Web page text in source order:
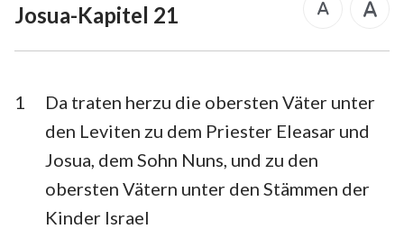
1. Chronik
Esra Nehemia
Esther Hiob
Psalm Sprüche
Prediger Hohelied
Jesaja
Josua-Kapitel 21
1
Da traten herzu die obersten Väter unter
den Leviten zu dem Priester Eleasar und
Josua, dem Sohn Nuns, und zu den
obersten Vätern unter den Stämmen der
Kinder Israel